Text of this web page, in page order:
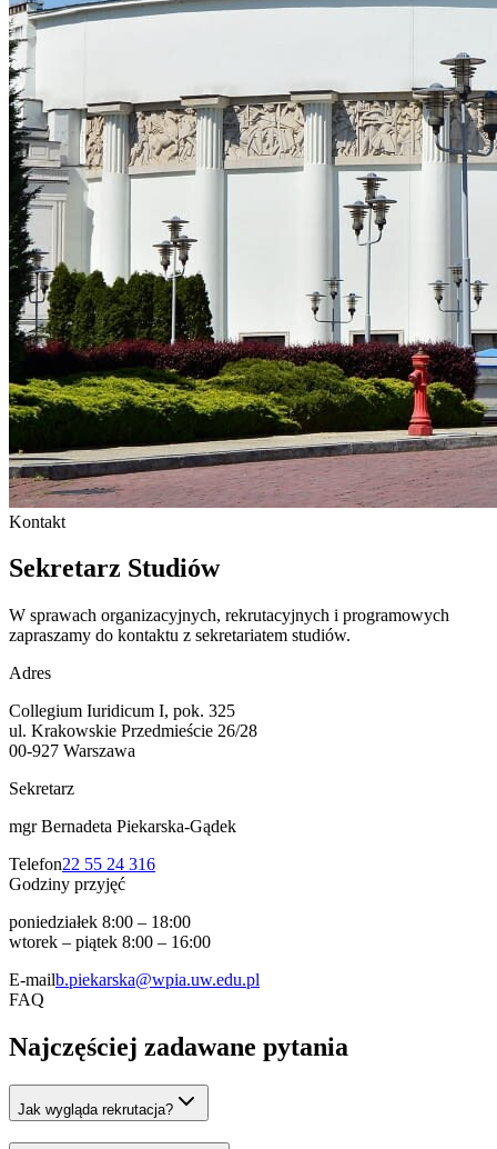
Kontakt
Sekretarz Studiów
W sprawach organizacyjnych, rekrutacyjnych i programowych
zapraszamy do kontaktu z sekretariatem studiów.
Adres
Collegium Iuridicum I, pok. 325
ul. Krakowskie Przedmieście 26/28
00-927 Warszawa
Sekretarz
mgr Bernadeta Piekarska-Gądek
Telefon22 55 24 316
Godziny przyjęć
poniedziałek 8:00 – 18:00
wtorek – piątek 8:00 – 16:00
E-mailb.piekarska@wpia.uw.edu.pl
FAQ
Najczęściej zadawane pytania
Jak wygląda rekrutacja?